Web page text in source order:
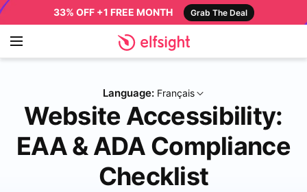
33% OFF +1 FREE MONTH Grab The Deal
Language: Français
Website Accessibility:
EAA & ADA Compliance
Checklist